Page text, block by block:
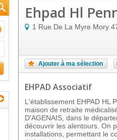
Ehpad Hl
1 Rue De La Myre Mory
Ajouter à ma sélection
EHPAD Associatif
L'établissement EHPAD HL
maison de retraite
D'AGENAIS, dans le
découvrir les alentours. On
installations, permettant le